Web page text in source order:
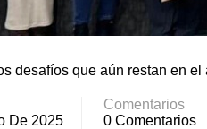
desafíos que aún restan en el
De 2025
Comentarios
0 Comentarios